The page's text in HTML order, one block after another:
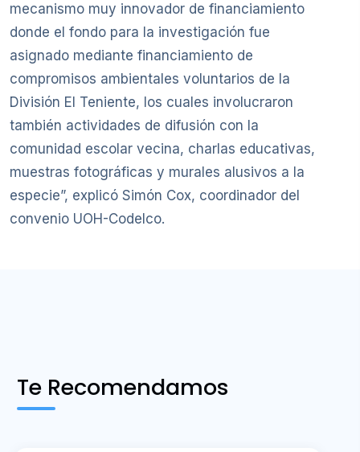
mecanismo muy innovador de financiamiento
donde el fondo para la investigación fue
asignado mediante financiamiento de
compromisos ambientales voluntarios de la
División El Teniente, los cuales involucraron
también actividades de difusión con la
comunidad escolar vecina, charlas educativas,
muestras fotográficas y murales alusivos a la
especie”, explicó Simón Cox, coordinador del
convenio UOH-Codelco.
Te Recomendamos